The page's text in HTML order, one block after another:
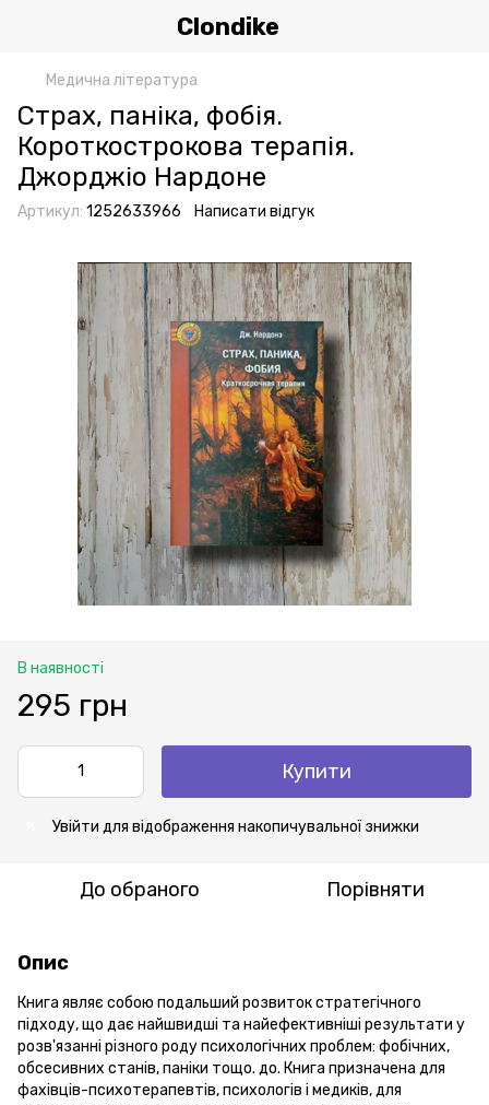
Clondike
Медична література
Страх, паніка, фобія.
Короткострокова терапія.
Джорджіо Нардоне
Артикул: 1252633966 Написати відгук
В наявності
295 грн
Купити
Увійти для відображення накопичувальної знижки
До обраного Порівняти
Опис
Книга являє собою подальший розвиток стратегічного
підходу, що дає найшвидші та найефективніші результати у
розв'язанні різного роду психологічних проблем: фобічних,
обсесивних станів, паніки тощо. до. Книга призначена для
фахівців-психотерапевтів, психологів і медиків, для